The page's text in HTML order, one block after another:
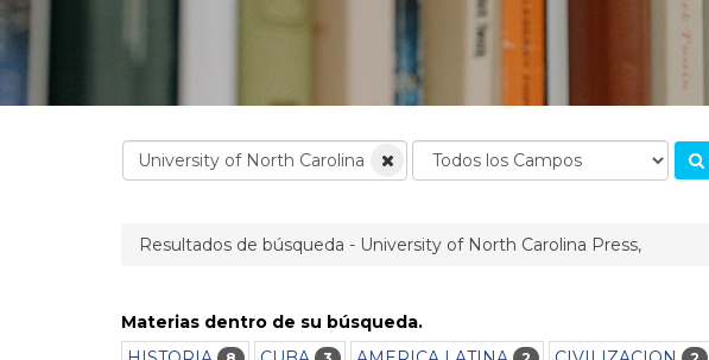
Resultados de búsqueda - University of North Carolina Press,
Materias dentro de su búsqueda.